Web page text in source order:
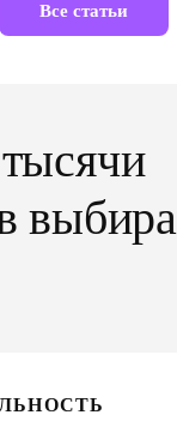
Все статьи